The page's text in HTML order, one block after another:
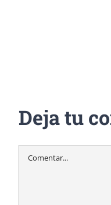
Deja tu
Comentar